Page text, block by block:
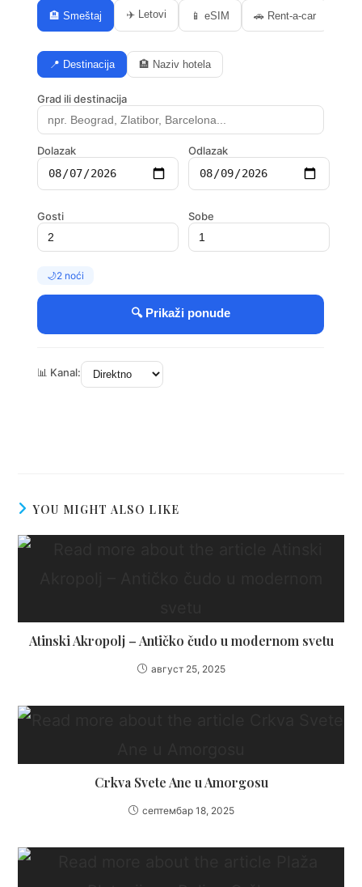
YOU MIGHT ALSO LIKE
Atinski Akropolj – Antičko čudo u modernom svetu
август 25, 2025
Crkva Svete Ane u Amorgosu
септембар 18, 2025